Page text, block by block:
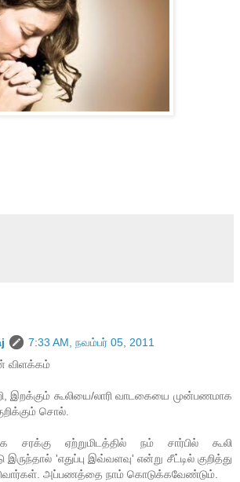
7:33 AM, நவம்பர் 05, 2011
விளக்கம்
இறக்கும் கூலியை/லாரி வாடகையை முன்பணமாக
சொல்.
சரக்கு ஏற்றுமிடத்தில் நம் சார்பில் கூலி
'எதுப்பு இவ்வளவு' என்று சீட்டில் குறித்து
அப்பணத்தை நாம் கொடுக்கவேண்டும்.